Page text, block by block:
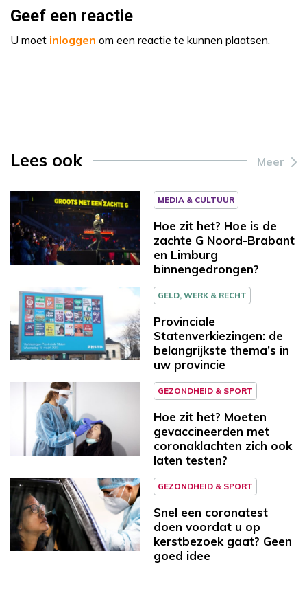
Geef een reactie
U moet inloggen om een reactie te kunnen plaatsen.
Lees ook Meer
MEDIA & CULTUUR
Hoe zit het? Hoe is de
zachte G Noord-Brabant
en Limburg
binnengedrongen?
GELD, WERK & RECHT
Provinciale
Statenverkiezingen: de
belangrijkste thema’s in
uw provincie
GEZONDHEID & SPORT
Hoe zit het? Moeten
gevaccineerden met
coronaklachten zich ook
laten testen?
GEZONDHEID & SPORT
Snel een coronatest
doen voordat u op
kerstbezoek gaat? Geen
goed idee